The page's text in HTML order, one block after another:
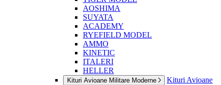
AOSHIMA
SUYATA
ACADEMY
RYEFIELD MODEL
AMMO
KINETIC
ITALERI
HELLER
Kituri Avioane Militare Moderne
Kituri Avioane